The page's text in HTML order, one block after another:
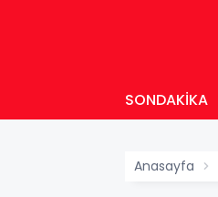
SONDAKİKA
Anasayfa